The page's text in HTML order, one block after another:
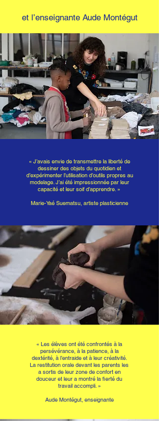
et l’enseignante Aude Montégut
« J’avais envie de transmettre la liberté de
dessiner des objets du quotidien et
d’expérimenter l’utilisation d’outils propres au
modelage. J’ai été impressionnée par leur
capacité et leur soif d’apprendre. »
Marie-Yaé Suematsu, artiste plasticienne
« Les élèves ont été confrontés à la
persévérance, à la patience, à la
dextérité, à l’entraide et à leur créativité.
La restitution orale devant les parents les
a sortis de leur zone de confort en
douceur et leur a montré la fierté du
travail accompli. »
Aude Montégut, enseignante